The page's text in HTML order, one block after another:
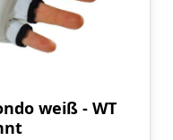
weiß - WT